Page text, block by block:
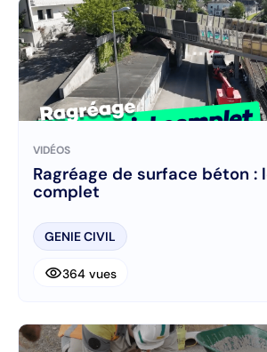
VIDÉOS
Ragréage de surface béton :
complet
GENIE CIVIL
visibility364 vues